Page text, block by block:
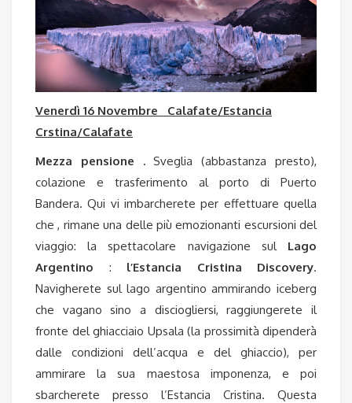
Venerdì 16 Novembre Calafate/Estancia
Crstina/Calafate
Mezza pensione .Sveglia (abbastanza presto),
colazione e trasferimento al porto di Puerto
Bandera. Qui vi imbarcherete per effettuare quella
che , rimane una delle più emozionanti escursioni del
viaggio: la spettacolare navigazione sul Lago
Argentino : l’Estancia Cristina Discovery.
Navigherete sul lago argentino ammirando iceberg
che vagano sino a disciogliersi, raggiungerete il
fronte del ghiacciaio Upsala (la prossimità dipenderà
dalle condizioni dell’acqua e del ghiaccio), per
ammirare la sua maestosa imponenza, e poi
sbarcherete presso l’Estancia Cristina. Questa